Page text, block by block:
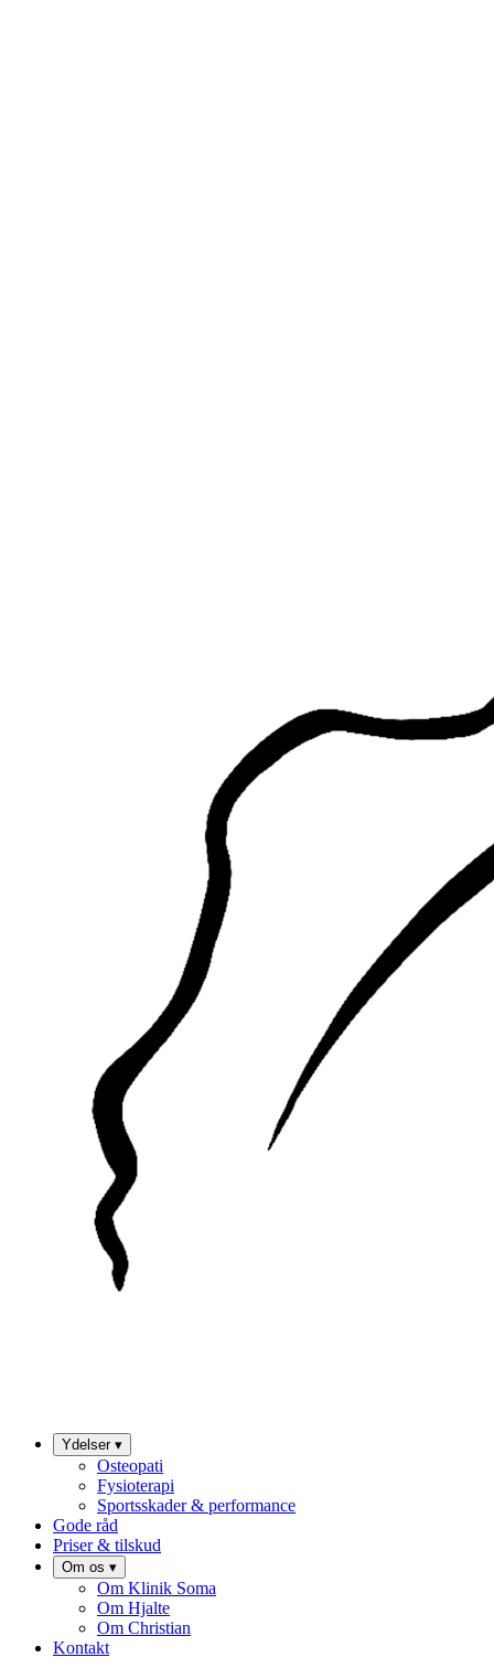
Ydelser ▾
Osteopati
Fysioterapi
Sportsskader & performance
Gode råd
Priser & tilskud
Om os ▾
Om Klinik Soma
Om Hjalte
Om Christian
Kontakt